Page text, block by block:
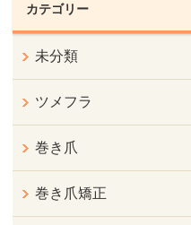
カテゴリー
未分類
ツメフラ
巻き爪
巻き爪矯正